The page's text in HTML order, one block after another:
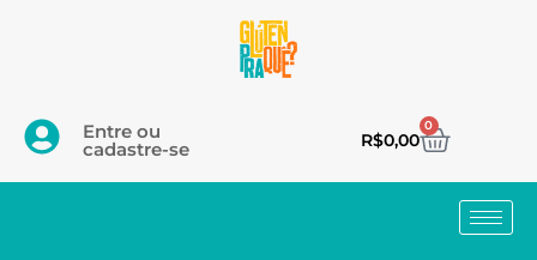
Entre ou
cadastre-se R$0,00
0